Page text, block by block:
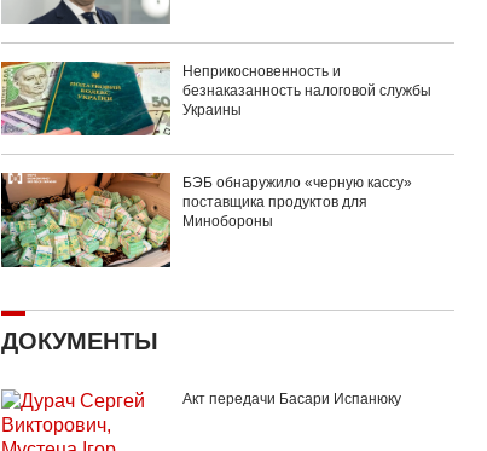
Неприкосновенность и
безнаказанность налоговой службы
Украины
БЭБ обнаружило «черную кассу»
поставщика продуктов для
Минобороны
ДОКУМЕНТЫ
Акт передачи Басари Испанюку